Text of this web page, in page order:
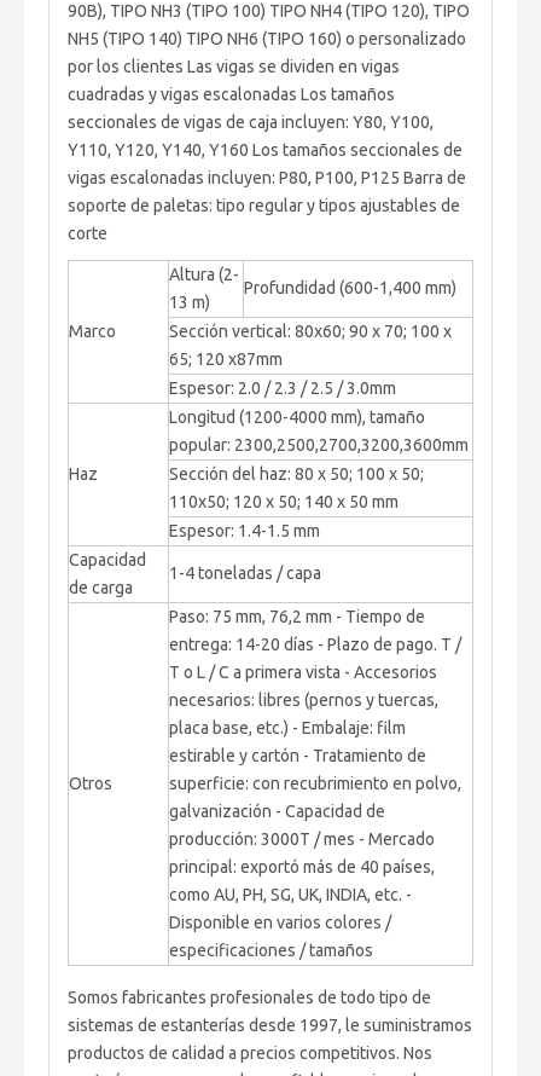
90B), TIPO NH3 (TIPO 100) TIPO NH4 (TIPO 120), TIPO
NH5 (TIPO 140) TIPO NH6 (TIPO 160) o personalizado
por los clientes Las vigas se dividen en vigas
cuadradas y vigas escalonadas Los tamaños
seccionales de vigas de caja incluyen: Y80, Y100,
Y110, Y120, Y140, Y160 Los tamaños seccionales de
vigas escalonadas incluyen: P80, P100, P125 Barra de
soporte de paletas: tipo regular y tipos ajustables de
corte
Marco
Altura (2-
13 m)
Profundidad (600-1,400 mm)
Sección vertical: 80x60; 90 x 70; 100 x
65; 120 x87mm
Espesor: 2.0 / 2.3 / 2.5 / 3.0mm
Haz
Longitud (1200-4000 mm), tamaño
popular: 2300,2500,2700,3200,3600mm
Sección del haz: 80 x 50; 100 x 50;
110x50; 120 x 50; 140 x 50 mm
Espesor: 1.4-1.5 mm
Capacidad
de carga
1-4 toneladas / capa
Otros
Paso: 75 mm, 76,2 mm - Tiempo de
entrega: 14-20 días - Plazo de pago. T /
T o L / C a primera vista - Accesorios
necesarios: libres (pernos y tuercas,
placa base, etc.) - Embalaje: film
estirable y cartón - Tratamiento de
superficie: con recubrimiento en polvo,
galvanización - Capacidad de
producción: 3000T / mes - Mercado
principal: exportó más de 40 países,
como AU, PH, SG, UK, INDIA, etc. -
Disponible en varios colores /
especificaciones / tamaños
Somos fabricantes profesionales de todo tipo de
sistemas de estanterías desde 1997, le suministramos
productos de calidad a precios competitivos. Nos